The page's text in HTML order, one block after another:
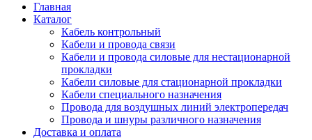
Главная
Каталог
Кабель контрольный
Кабели и провода связи
Кабели и провода силовые для нестационарной
прокладки
Кабели силовые для стационарной прокладки
Кабели специального назначения
Провода для воздушных линий электропередач
Провода и шнуры различного назначения
Доставка и оплата